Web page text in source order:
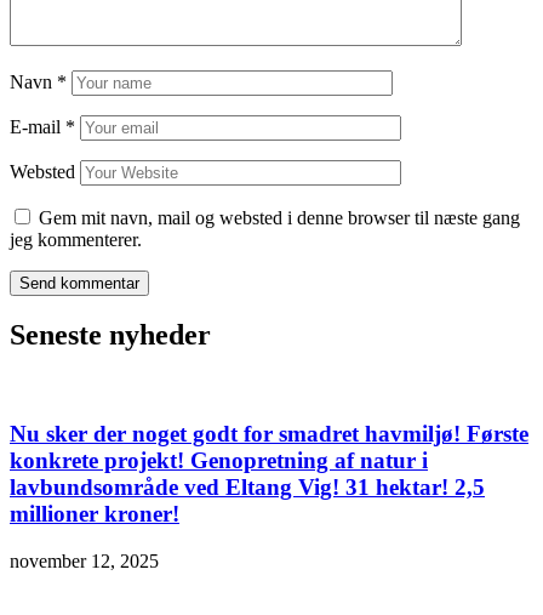
Navn *
E-mail *
Websted
Gem mit navn, mail og websted i denne browser til næste gang
jeg kommenterer.
Seneste nyheder
Nu sker der noget godt for smadret havmiljø! Første
konkrete projekt! Genopretning af natur i
lavbundsområde ved Eltang Vig! 31 hektar! 2,5
millioner kroner!
november 12, 2025